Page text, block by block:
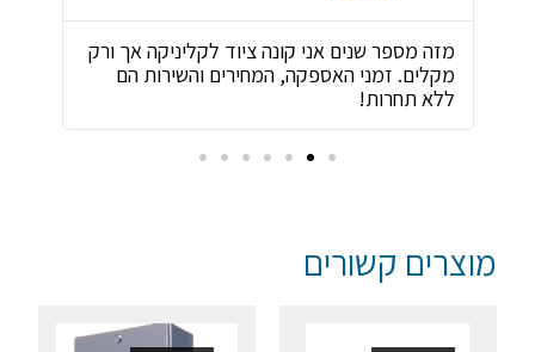
מזה מספר שנים אני קונה ציוד לקליניקה אך ורק
מקלים. זמני האספקה, המחירים והשירות הם
ללא תחרות!
מוצרים קשורים